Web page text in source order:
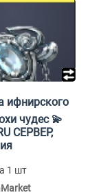
ифнирского
чудес 💫
СЕРВЕР,
1 шт